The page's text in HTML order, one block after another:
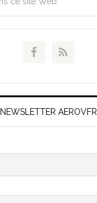
NEWSLETTER AEROVFR